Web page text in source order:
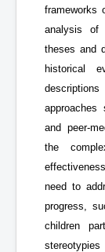
frameworks
analysis of
theses and
historical
and peer-
the
need to
progress,
children